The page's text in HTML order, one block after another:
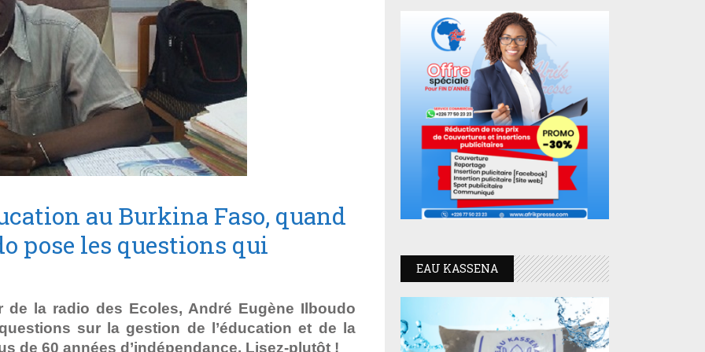
au Burkina Faso, quand
pose les questions qui
de la radio des Ecoles, André Eugène Ilboudo
sur la gestion de l’éducation et de la
de 60 années d’indépendance. Lisez-plutôt !
EAU KASSENA